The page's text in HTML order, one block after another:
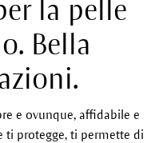
la pelle
Bella
e ovunque, affidabile e
ti protegge, ti permette di